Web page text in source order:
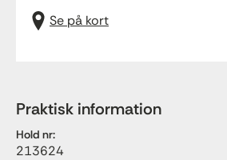
Se på kort
Praktisk information
Hold nr:
213624